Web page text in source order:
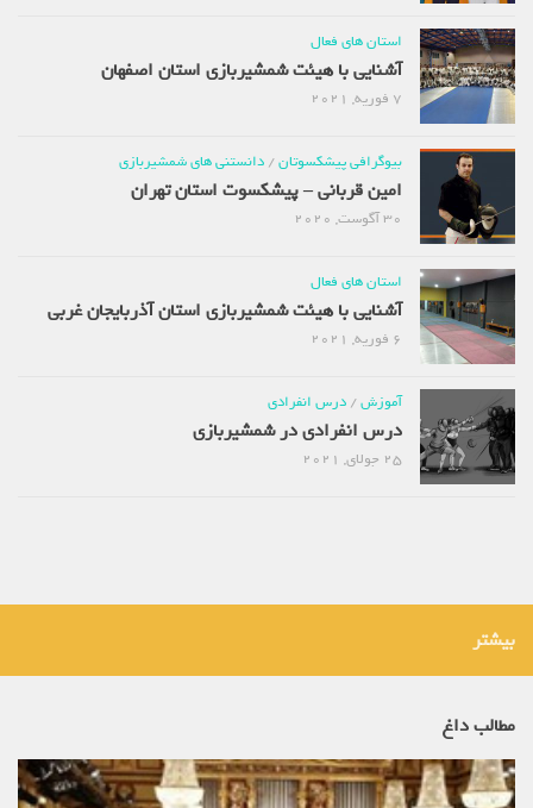
استان های فعال
آشنایی با هیئت شمشیربازی استان اصفهان
بیوگرافی پیشکسوتان/دانستنی های شمشیربازی
امین قربانی – پیشکسوت استان تهران
استان های فعال
آشنایی با هیئت شمشیربازی استان آذربایجان غربی
آموزش/درس انفرادی
درس انفرادی در شمشیربازی
بیشتر
مطالب داغ